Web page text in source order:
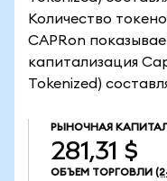
Количество
CAPRon
капитализация
Tokenized)
РЫНОЧНАЯ
281,31 $
ОБЪЕМ ТОРГОВЛИ